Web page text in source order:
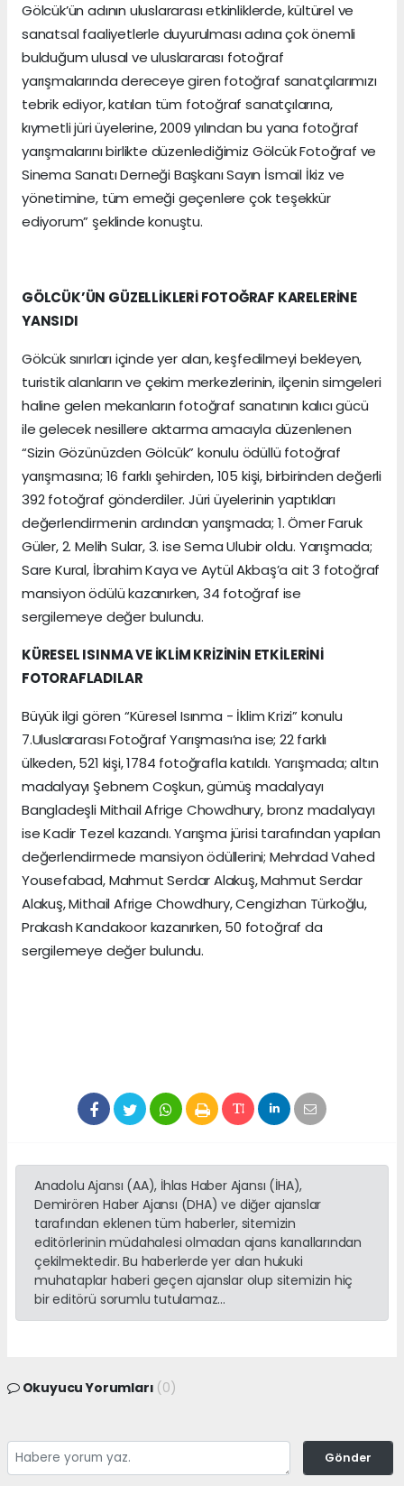
Gölcük’ün adının uluslararası etkinliklerde, kültürel ve
sanatsal faaliyetlerle duyurulması adına çok önemli
bulduğum ulusal ve uluslararası fotoğraf
yarışmalarında dereceye giren fotoğraf sanatçılarımızı
tebrik ediyor, katılan tüm fotoğraf sanatçılarına,
kıymetli jüri üyelerine, 2009 yılından bu yana fotoğraf
yarışmalarını birlikte düzenlediğimiz Gölcük Fotoğraf ve
Sinema Sanatı Derneği Başkanı Sayın İsmail İkiz ve
yönetimine, tüm emeği geçenlere çok teşekkür
ediyorum” şeklinde konuştu.
GÖLCÜK’ÜN GÜZELLİKLERİ FOTOĞRAF KARELERİNE
YANSIDI
Gölcük sınırları içinde yer alan, keşfedilmeyi bekleyen,
turistik alanların ve çekim merkezlerinin, ilçenin simgeleri
haline gelen mekanların fotoğraf sanatının kalıcı gücü
ile gelecek nesillere aktarma amacıyla düzenlenen
“Sizin Gözünüzden Gölcük” konulu ödüllü fotoğraf
yarışmasına; 16 farklı şehirden, 105 kişi, birbirinden değerli
392 fotoğraf gönderdiler. Jüri üyelerinin yaptıkları
değerlendirmenin ardından yarışmada; 1. Ömer Faruk
Güler, 2. Melih Sular, 3. ise Sema Ulubir oldu. Yarışmada;
Sare Kural, İbrahim Kaya ve Aytül Akbaş’a ait 3 fotoğraf
mansiyon ödülü kazanırken, 34 fotoğraf ise
sergilemeye değer bulundu.
KÜRESEL ISINMA VE İKLİM KRİZİNİN ETKİLERİNİ
FOTORAFLADILAR
Büyük ilgi gören “Küresel Isınma - İklim Krizi” konulu
7.Uluslararası Fotoğraf Yarışması’na ise; 22 farklı
ülkeden, 521 kişi, 1784 fotoğrafla katıldı. Yarışmada; altın
madalyayı Şebnem Coşkun, gümüş madalyayı
Bangladeşli Mithail Afrige Chowdhury, bronz madalyayı
ise Kadir Tezel kazandı. Yarışma jürisi tarafından yapılan
değerlendirmede mansiyon ödüllerini; Mehrdad Vahed
Yousefabad, Mahmut Serdar Alakuş, Mahmut Serdar
Alakuş, Mithail Afrige Chowdhury, Cengizhan Türkoğlu,
Prakash Kandakoor kazanırken, 50 fotoğraf da
sergilemeye değer bulundu.
Anadolu Ajansı (AA), İhlas Haber Ajansı (İHA),
Demirören Haber Ajansı (DHA) ve diğer ajanslar
tarafından eklenen tüm haberler, sitemizin
editörlerinin müdahalesi olmadan ajans kanallarından
çekilmektedir. Bu haberlerde yer alan hukuki
muhataplar haberi geçen ajanslar olup sitemizin hiç
bir editörü sorumlu tutulamaz...
Okuyucu Yorumları (0)
Gönder